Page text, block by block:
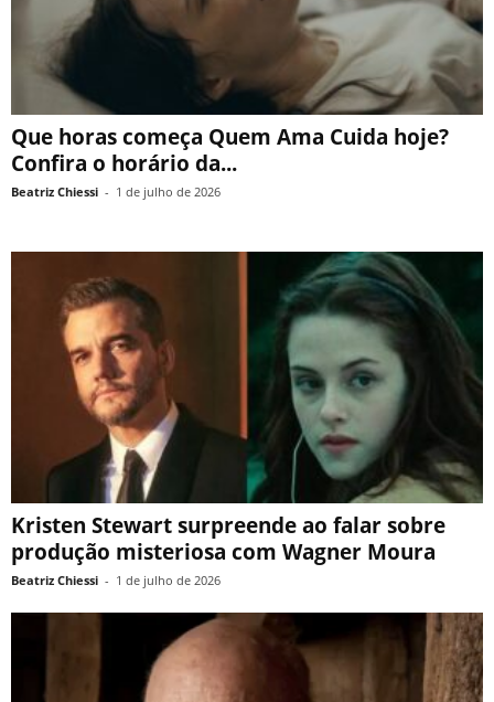
Que horas começa Quem Ama Cuida hoje?
Confira o horário da...
Beatriz Chiessi - 1 de julho de 2026
Kristen Stewart surpreende ao falar sobre
produção misteriosa com Wagner Moura
Beatriz Chiessi - 1 de julho de 2026